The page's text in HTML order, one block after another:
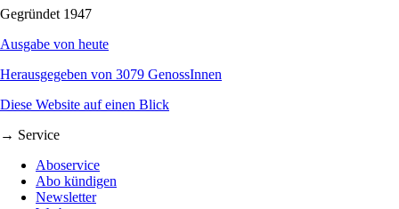
Gegründet 1947
Ausgabe von heute
Herausgegeben von 3079 GenossInnen
Diese Website auf einen Blick
→ Service
Aboservice
Abo kündigen
Newsletter